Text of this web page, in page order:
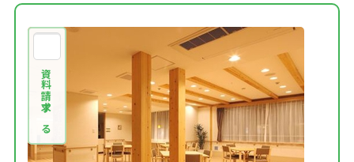
資料請求する